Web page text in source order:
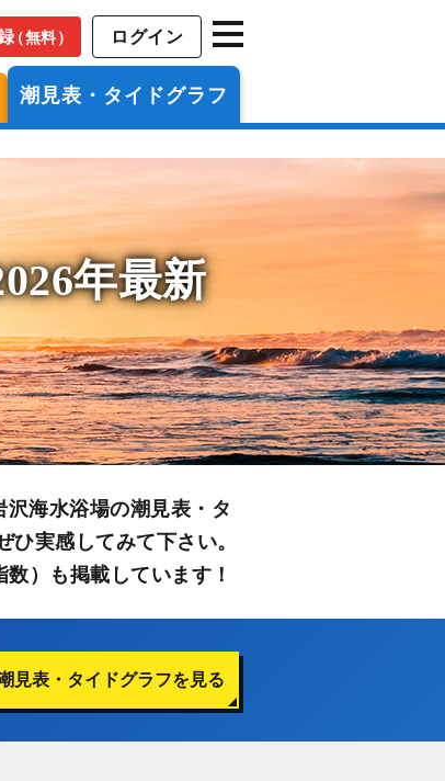
（無料） ログイン
潮見表・タイドグラフ
年最新
海水浴場の潮見表・タ
実感してみて下さい。
）も掲載しています！
見表・タイドグラフを見る